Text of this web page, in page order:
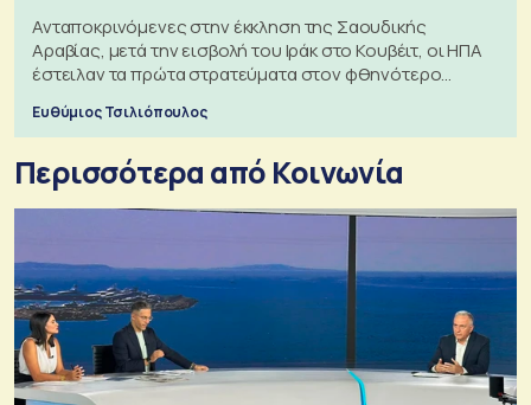
Ανταποκρινόμενες στην έκκληση της Σαουδικής
Αραβίας, μετά την εισβολή του Ιράκ στο Κουβέιτ, οι ΗΠΑ
έστειλαν τα πρώτα στρατεύματα στον φθηνότερο
πόλεμο της ιστορίας τους
Ευθύμιος Τσιλιόπουλος
Περισσότερα από Κοινωνία